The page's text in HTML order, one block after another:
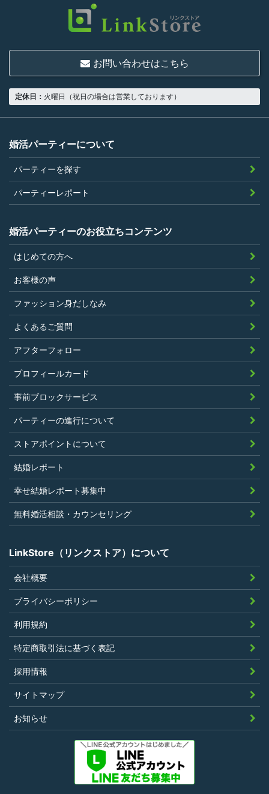
いものとします。
18歳以上の独身者であること
男性は収入があること
当社の指定する環境でサービスを利用で
当社が企画するパーティープランに設定
されている年齢条件にあてはまっている
こと。
参加条件があり証明書が必要なパーティ
ーは、その条件にあてはまっており且つ
弊社が希望する証明書を持参できるこ
過去に、当社運営サービスにおいて、不
正行為、ストーカー行為、クレジットカ
ードの不正利用その他問題のある行為を
したことがないこと
暴力団等の反社会的勢力の関係者でな
く、また、法令違反あるいは公序良俗違
反行為等反社会的活動を行ったことがな
いこと
当社の独自の裁量によりLinkStoreの運営
上問題があると判断されたことがないこ
と
過去に会員登録を抹消されたり、利用停
止処分を受けたことがないこと
当社の提供するサービスと同一または類
似のサービスを提供することを業とする
法人または個人若しくはそれらの従業者
でないこと
利用者は、本規約に違反することなく、
LinkStoreを利用することにより、当社が定
める基準に従ったポイントの付与を受けるこ
とができます。
その他、キャンペーンなど当社の判断により
随時ポイントの付与をすることがあります。
第5条（ポイント利用）
お問い合わせはこちら
定休日： 火曜日（祝日の場合は営業しております）
婚活パーティーについて
パーティーを探す
パーティーレポート
婚活パーティーのお役立ちコンテンツ
はじめての方へ
お客様の声
ファッション身だしなみ
よくあるご質問
アフターフォロー
プロフィールカード
事前ブロックサービス
パーティーの進行について
ストアポイントについて
結婚レポート
幸せ結婚レポート募集中
無料婚活相談・カウンセリング
LinkStore（リンクストア）について
会社概要
プライバシーポリシー
利用規約
特定商取引法に基づく表記
採用情報
サイトマップ
お知らせ